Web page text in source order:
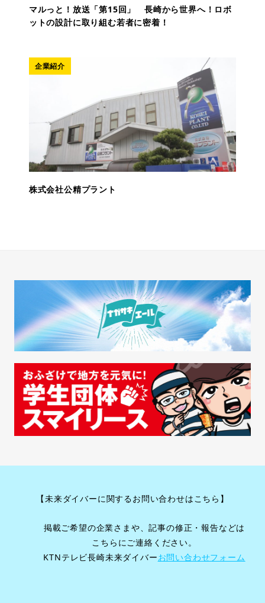
マルっと！放送「第15回」 長崎から世界へ！ロボ
ットの設計に取り組む若者に密着！
企業紹介
株式会社公精プラント
【未来ダイバーに関するお問い合わせはこちら】
掲載ご希望の企業さまや、記事の修正・報告などは
こちらにご連絡ください。
KTNテレビ長崎未来ダイバーお問い合わせフォーム